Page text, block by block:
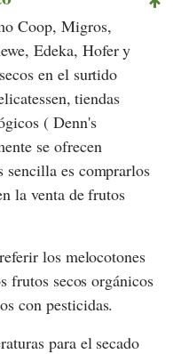
Coop, Migros,
,Edeka, Hofery
en el surtido
tiendas
( Denn's
se ofrecen
sencilla es comprarlos
la venta de frutos
los melocotones
frutos secos orgánicos
con pesticidas.
para el secado